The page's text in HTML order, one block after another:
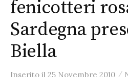
fenicotteri
Sardegna
Biella
Inserito il 25 Novembre 2010 /